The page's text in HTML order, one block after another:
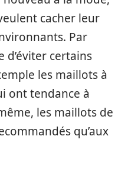
cacher leur
Par
d’éviter certains
les maillots à
ont tendance à
les maillots de
qu’aux